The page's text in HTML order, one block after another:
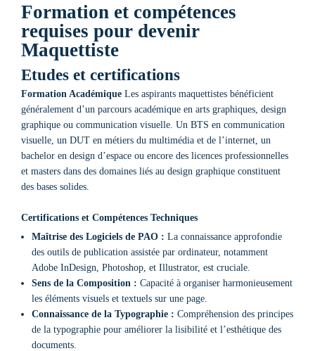
Formation et compétences
requises pour devenir
Maquettiste
Etudes et certifications
Formation Académique Les aspirants maquettistes bénéficient
généralement d’un parcours académique en arts graphiques, design
graphique ou communication visuelle. Un BTS en communication
visuelle, un DUT en métiers du multimédia et de l’internet, un
bachelor en design d’espace ou encore des licences professionnelles
et masters dans des domaines liés au design graphique constituent
des bases solides.
Certifications et Compétences Techniques
Maîtrise des Logiciels de PAO : La connaissance approfondie
des outils de publication assistée par ordinateur, notamment
Adobe InDesign, Photoshop, et Illustrator, est cruciale.
Sens de la Composition : Capacité à organiser harmonieusement
les éléments visuels et textuels sur une page.
Connaissance de la Typographie : Compréhension des principes
de la typographie pour améliorer la lisibilité et l’esthétique des
documents.